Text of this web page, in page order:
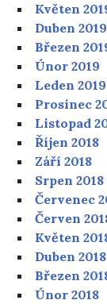
Květen
Duben 2019
Březen
Únor 2019
Leden 2019
Prosinec
Listopad
Říjen 2018
Září 2018
Srpen 2018
Červenec
Červen
Květen
Duben 2018
Březen
Únor 2018